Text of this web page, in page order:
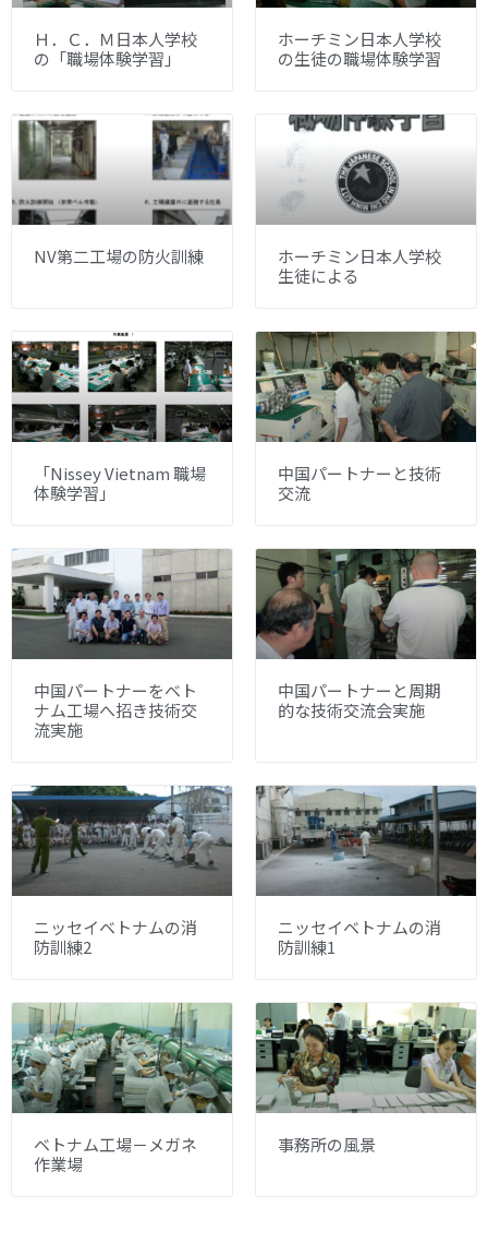
Ｈ．Ｃ．Ｍ日本人学校
の「職場体験学習」
ホーチミン日本人学校
の生徒の職場体験学習
NV第二工場の防火訓練
ホーチミン日本人学校
生徒による
「Nissey Vietnam 職場
体験学習」
中国パートナーと技術
交流
中国パートナーをベト
ナム工場へ招き技術交
流実施
中国パートナーと周期
的な技術交流会実施
ニッセイベトナムの消
防訓練2
ニッセイベトナムの消
防訓練1
ベトナム工場－メガネ
作業場
事務所の風景